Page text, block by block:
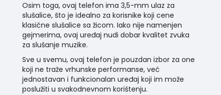
Osim toga, ovaj telefon ima 3,5-mm ulaz za
slušalice, što je idealno za korisnike koji cene
klasične slušalice sa žicom. Iako nije namenjen
gejmerima, ovaj uređaj nudi dobar kvalitet zvuka
za slušanje muzike.
Sve u svemu, ovaj telefon je pouzdan izbor za one
koji ne traže vrhunske performanse, već
jednostavan i funkcionalan uređaj koji im može
poslužiti u svakodnevnom korištenju.